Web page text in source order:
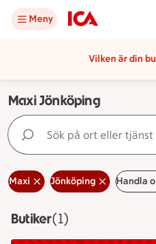
Meny
Vilken är din
Maxi Jönköping
Sök på ort eller tjänst
Maxi Jönköping Handla
ButikerVisar 1 stycken
(1)